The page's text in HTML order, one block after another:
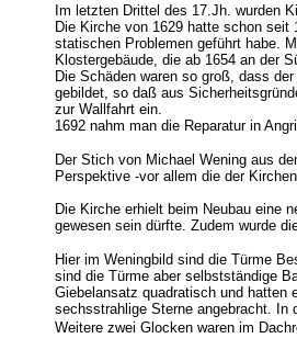
Im letzten Drittel des 17.Jh. wurden
Die Kirche von 1629 hatte schon seit
statischen Problemen geführt habe.
Klostergebäude, die ab 1654 an der
Die Schäden waren so groß, dass
gebildet, so daß aus
zur Wallfahrt ein.
1692 nahm man die Reparatur in
Der Stich von Michael Wening aus
Perspektive -vor allem die der
Die Kirche erhielt beim Neubau eine
gewesen sein dürfte. Zudem wurde
Hier im Weningbild sind die Türme
sind die Türme aber selbstständige
Giebelansatz quadratisch und hatten
sechsstrahlige Sterne angebracht.
Weitere zwei Glocken waren im